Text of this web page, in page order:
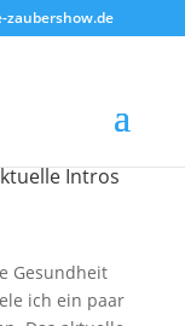
zaubershow.de
Intros
Gesundheit
ich ein paar